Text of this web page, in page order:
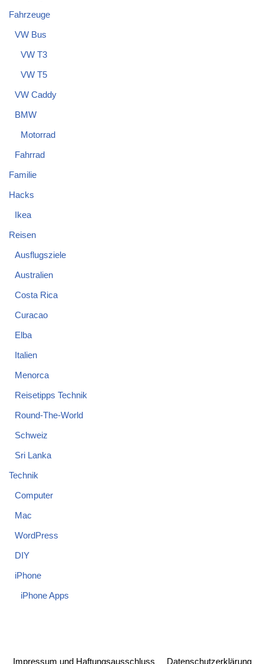
Fahrzeuge
VW Bus
VW T3
VW T5
VW Caddy
BMW
Motorrad
Fahrrad
Familie
Hacks
Ikea
Reisen
Ausflugsziele
Australien
Costa Rica
Curacao
Elba
Italien
Menorca
Reisetipps Technik
Round-The-World
Schweiz
Sri Lanka
Technik
Computer
Mac
WordPress
DIY
iPhone
iPhone Apps
Impressum und Haftungsausschluss Datenschutzerklärung